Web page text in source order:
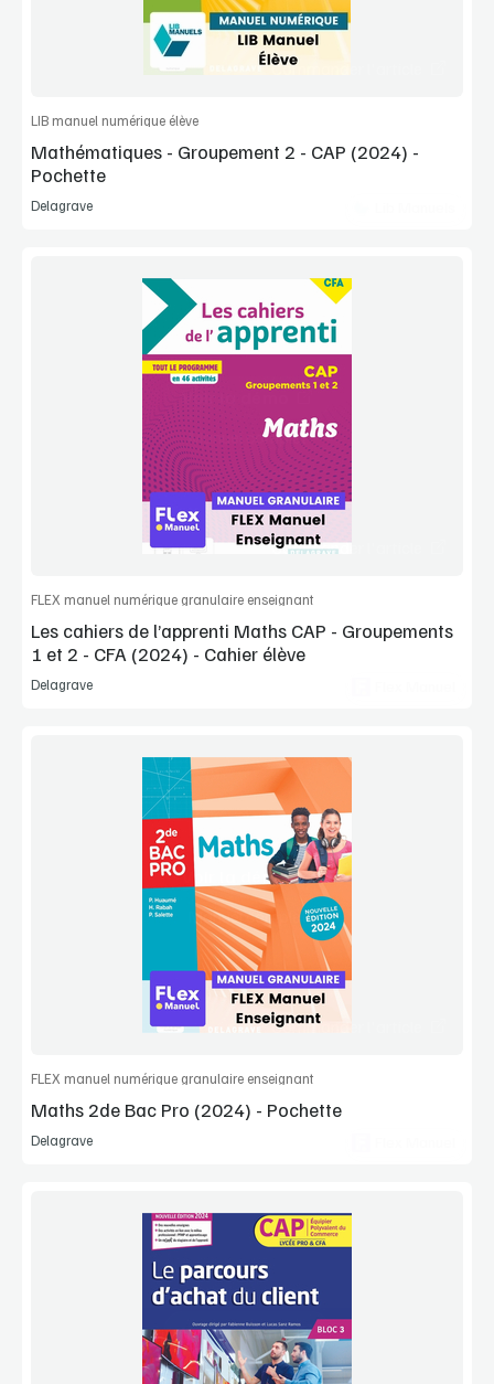
Commander l'article
LIB manuel numérique élève
Mathématiques - Groupement 2 - CAP (2024) -
Pochette
Delagrave
Voir la démo
Manuel complet
Commander l'article
FLEX manuel numérique granulaire enseignant
Les cahiers de l’apprenti Maths CAP - Groupements
1 et 2 - CFA (2024) - Cahier élève
Delagrave
Voir la démo
Manuel complet
Commander l'article
FLEX manuel numérique granulaire enseignant
Maths 2de Bac Pro (2024) - Pochette
Delagrave
Voir la démo
Manuel complet